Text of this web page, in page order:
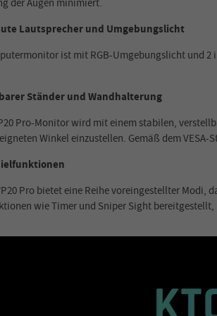
der Augen minimiert.
Lautsprecher und Umgebungslicht
ist mit RGB-Umgebungslicht und
Ständer und Wandhalterung
Pro-Monitor wird mit einem stabilen,
Winkel einzustellen. Gemäß dem
Pro bietet eine Reihe voreingestellter Modi,
wie Timer und Sniper Sight bereitgestellt,